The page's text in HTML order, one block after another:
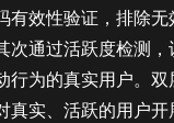
有效性验证，排除
次通过活跃度检测，
行为的真实用户。
真实、活跃的用户